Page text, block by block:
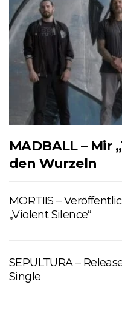
MADBALL – Mir
den Wurzeln
MORTIIS –
„Violent Silence“
SEPULTURA –
Single